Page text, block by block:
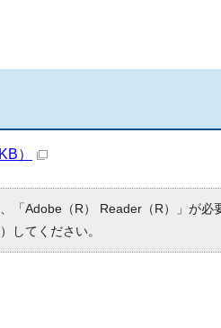
）
「Adobe（R） Reader（R）」が必
してください。